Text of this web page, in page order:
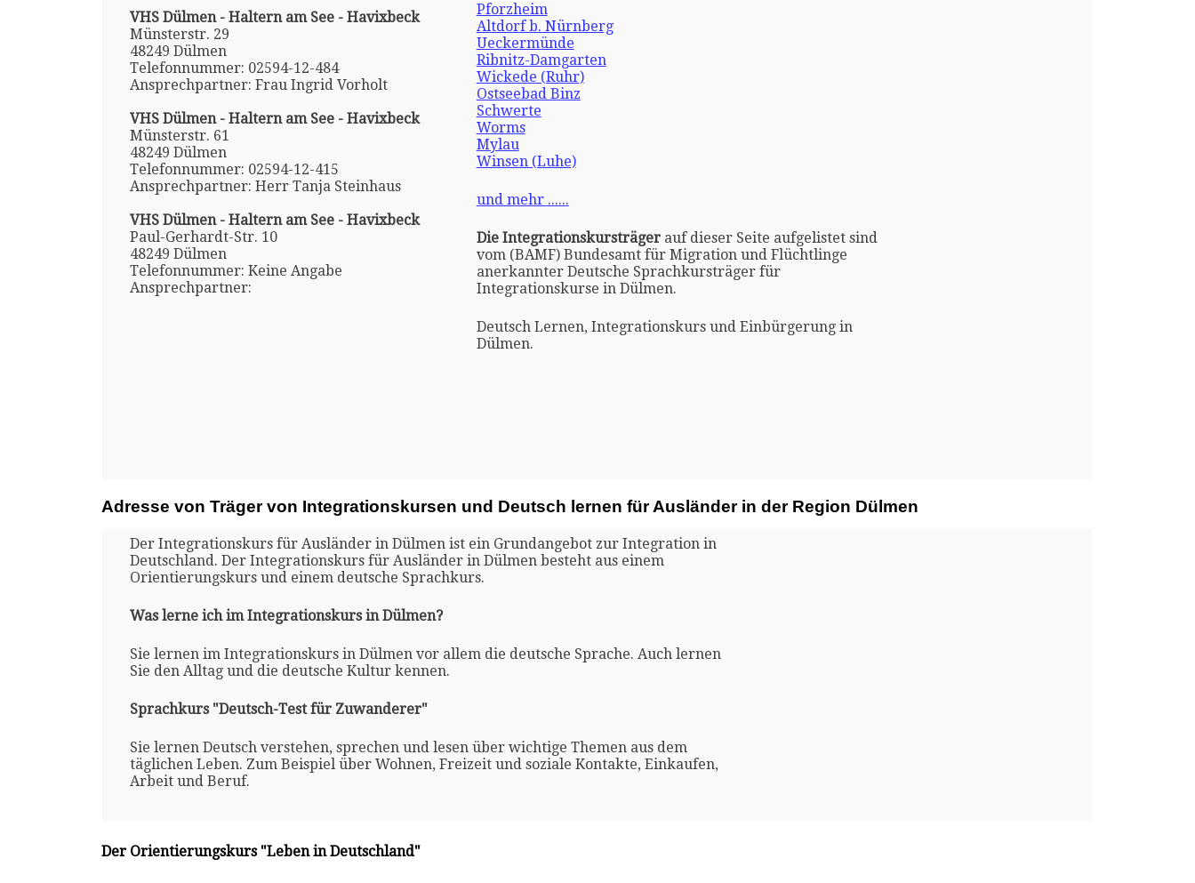
VHS Dülmen - Haltern am See - Havixbeck
Münsterstr. 29
48249 Dülmen
Telefonnummer: 02594-12-484
Ansprechpartner: Frau Ingrid Vorholt
VHS Dülmen - Haltern am See - Havixbeck
Münsterstr. 61
48249 Dülmen
Telefonnummer: 02594-12-415
Ansprechpartner: Herr Tanja Steinhaus
VHS Dülmen - Haltern am See - Havixbeck
Paul-Gerhardt-Str. 10
48249 Dülmen
Telefonnummer: Keine Angabe
Ansprechpartner:
Pforzheim
Altdorf b. Nürnberg
Ueckermünde
Ribnitz-Damgarten
Wickede (Ruhr)
Ostseebad Binz
Schwerte
Worms
Mylau
Winsen (Luhe)
und mehr ......
Die Integrationskursträgerauf dieser Seite aufgelistet sind
vom (BAMF) Bundesamt für Migration und Flüchtlinge
anerkannter Deutsche Sprachkursträger für
Integrationskurse in Dülmen.
Deutsch Lernen, Integrationskurs und Einbürgerung in
Dülmen.
Adresse von Träger von Integrationskursen und Deutsch lernen für Ausländer in der Region Dülmen
Der Integrationskurs für Ausländer in Dülmen ist ein Grundangebot zur Integration in
Deutschland. Der Integrationskurs für Ausländer in Dülmen besteht aus einem
Orientierungskurs und einem deutsche Sprachkurs.
Was lerne ich im Integrationskurs in Dülmen?
Sie lernen im Integrationskurs in Dülmen vor allem die deutsche Sprache. Auch lernen
Sie den Alltag und die deutsche Kultur kennen.
Sprachkurs "Deutsch-Test für Zuwanderer"
Sie lernen Deutsch verstehen, sprechen und lesen über wichtige Themen aus dem
täglichen Leben. Zum Beispiel über Wohnen, Freizeit und soziale Kontakte, Einkaufen,
Arbeit und Beruf.
Der Orientierungskurs "Leben in Deutschland"